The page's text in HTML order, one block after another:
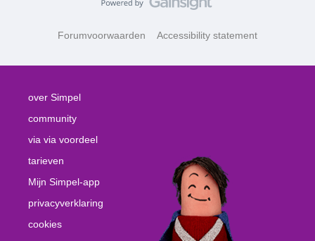
Forumvoorwaarden Accessibility statement
over Simpel
community
via via voordeel
tarieven
Mijn Simpel-app
privacyverklaring
cookies